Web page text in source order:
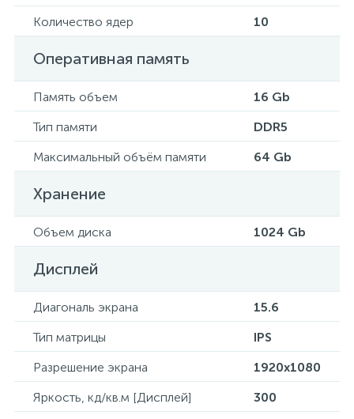
Количество ядер 10
Оперативная память
Память объем
16 Gb
Тип памяти
DDR5
Максимальный объём памяти
64 Gb
Хранение
Объем диска 1024 Gb
Дисплей
Диагональ экрана
15.6
Тип матрицы
IPS
Разрешение экрана
1920x1080
Яркость, кд/кв.м [Дисплей]
300